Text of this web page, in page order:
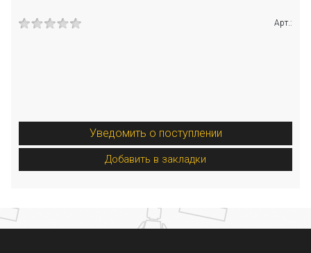
Арт.:
Уведомить о поступлении
Добавить в закладки